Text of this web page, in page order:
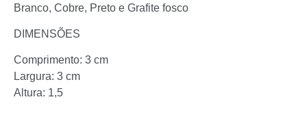
Branco, Cobre, Preto e Grafite fosco
DIMENSÕES
Comprimento: 3 cm
Largura: 3 cm
Altura: 1,5